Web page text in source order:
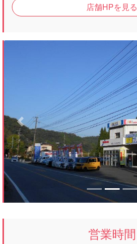
店舗HPを見る
Previous
営業時間